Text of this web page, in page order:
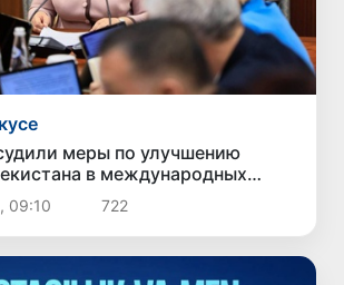
меры по улучшению
в международных
09:10 722